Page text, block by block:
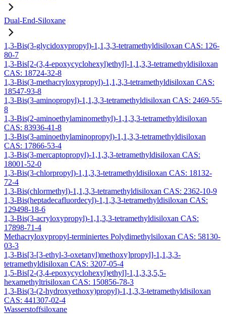
Dual-End-Siloxane
1,3-Bis(3-glycidoxypropyl)-1,1,3,3-tetramethyldisiloxan CAS: 126-
80-7
1,3-Bis[2-(3,4-epoxycyclohexyl)ethyl]-1,1,3,3-tetramethyldisiloxan
CAS: 18724-32-8
1,3-Bis(3-methacryloxypropyl)-1,1,3,3-tetramethyldisiloxan CAS:
18547-93-8
1,3-Bis(3-aminopropyl)-1,1,3,3-tetramethyldisiloxan CAS: 2469-55-
8
1,3-Bis(2-aminoethylaminomethyl)-1,1,3,3-tetramethyldisiloxan
CAS: 83936-41-8
1,3-Bis(3-aminoethylaminopropyl)-1,1,3,3-tetramethyldisiloxan
CAS: 17866-53-4
1,3-Bis(3-mercaptopropyl)-1,1,3,3-tetramethyldisiloxan CAS:
18001-52-0
1,3-Bis(3-chlorpropyl)-1,1,3,3-tetramethyldisiloxan CAS: 18132-
72-4
1,3-Bis(chlormethyl)-1,1,3,3-tetramethyldisiloxan CAS: 2362-10-9
1,3-Bis(heptadecafluordecyl)-1,1,3,3-tetramethyldisiloxan CAS:
129498-18-6
1,3-Bis(3-acryloxypropyl)-1,1,3,3-tetramethyldisiloxan CAS:
17898-71-4
Methacryloxypropyl-terminiertes Polydimethylsiloxan CAS: 58130-
03-3
1,3-Bis[3-[3-ethyl-3-oxetanyl)methoxy]propyl]-1,1,3,3-
tetramethyldisiloxan CAS: 3207-05-4
1,5-Bis[2-(3,4-epoxycyclohexyl)ethyl]-1,1,3,3,5,5-
hexamethyltrisiloxan CAS: 150856-78-3
1,3-Bis(3-(2-hydroxyethoxy)propyl)-1,1,3,3-tetramethyldisiloxan
CAS: 441307-02-4
Wasserstoffsiloxane